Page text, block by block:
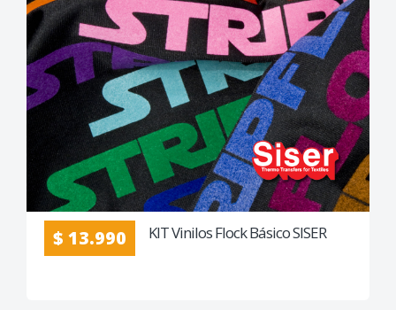
$ 13.990 KIT Vinilos Flock Básico SISER